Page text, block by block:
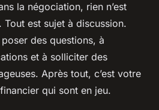
la négociation, rien n’est
est sujet à discussion.
des questions, à
et à solliciter des
Après tout, c’est votre
qui sont en jeu.